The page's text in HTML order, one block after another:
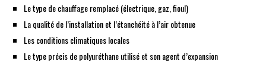
Le type de chauffage remplacé (électrique, gaz, fioul)
La qualité de l’installation et l’étanchéité à l’air obtenue
Les conditions climatiques locales
Le type précis de polyuréthane utilisé et son agent d’expansion